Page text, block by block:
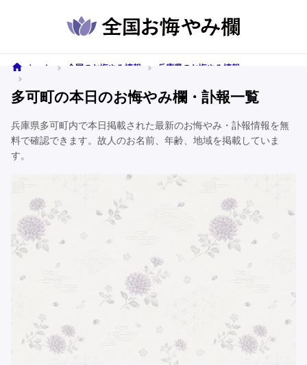
ホーム 全国のお悔やみ情報
兵庫県のお悔やみ情報
多可町の本日のお悔やみ欄・訃報一覧
兵庫県多可町内で本日掲載された最新のお悔やみ・訃報情報を無
料で確認できます。故人のお名前、年齢、地域を掲載していま
す。